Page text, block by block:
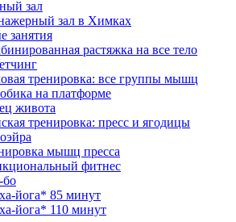
зал
зал в Химках
занятия
растяжка на все тело
тренировка: все группы мышц
на платформе
живота
тренировка: пресс и ягодицы
мышц пресса
фитнес
бо
йога* 85 минут
йога* 110 минут